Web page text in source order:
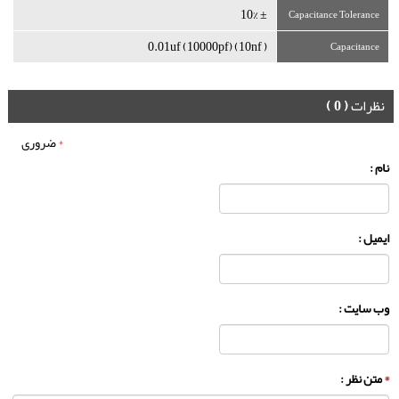
± 10% Capacitance Tolerance
( 0.01uf (10000pf) (10nf Capacitance
نظرات( 0 )
*ضروری
نام :
ایمیل :
وب سایت :
*متن نظر :